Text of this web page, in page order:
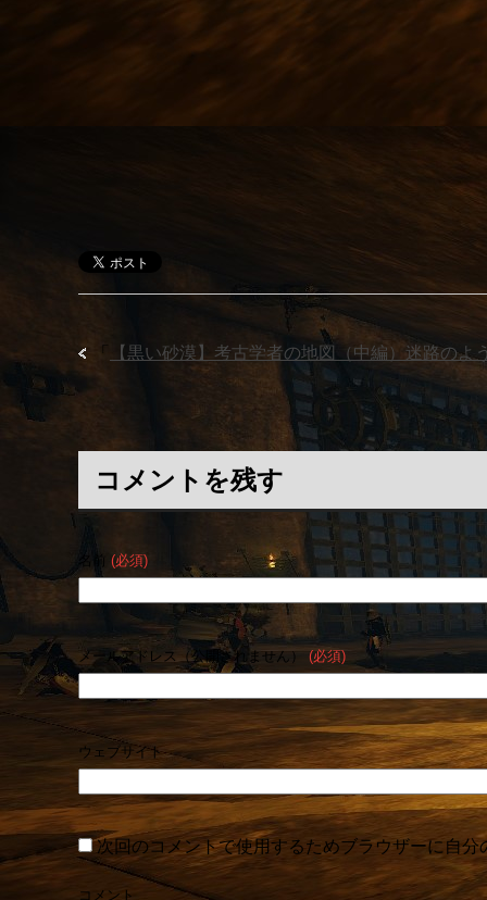
「 【黒い砂漠】考古学者の地図（中編）迷路の
コメントを残す
名前 (必須)
メールアドレス（公開されません） (必須)
ウェブサイト
次回のコメントで使用するためブラウザーに自
コメント